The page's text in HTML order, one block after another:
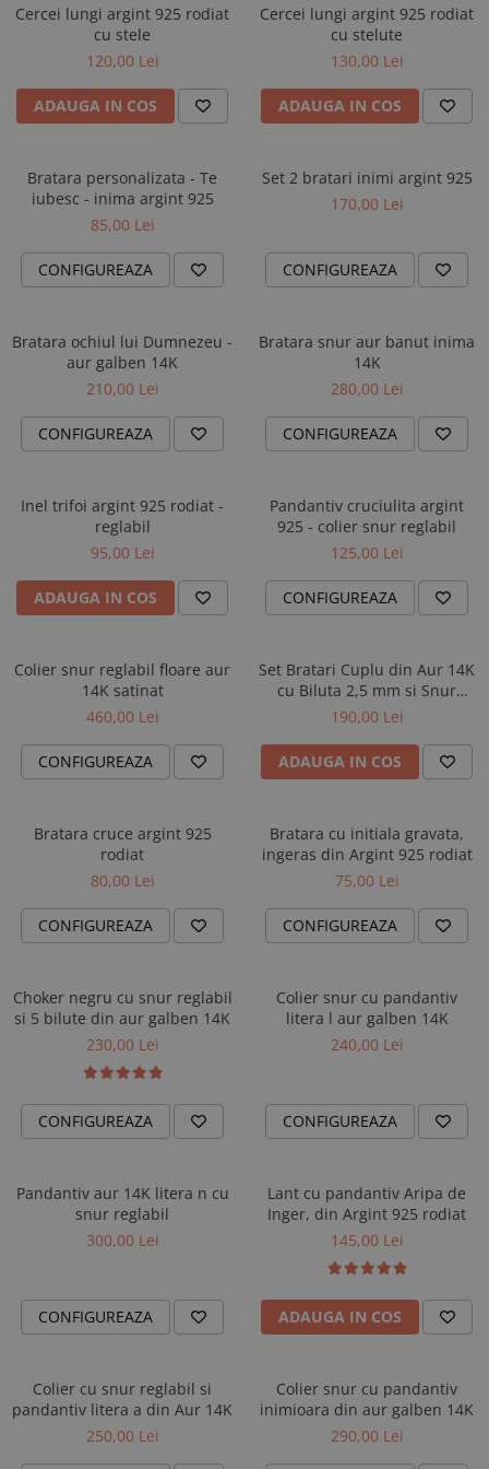
Cercei lungi argint 925 rodiat
cu stele
120,00 Lei
ADAUGA IN COS
Cercei lungi argint 925 rodiat
cu stelute
130,00 Lei
ADAUGA IN COS
Bratara personalizata - Te
iubesc - inima argint 925
85,00 Lei
CONFIGUREAZA
Set 2 bratari inimi argint 925
170,00 Lei
CONFIGUREAZA
Bratara ochiul lui Dumnezeu -
aur galben 14K
210,00 Lei
CONFIGUREAZA
Bratara snur aur banut inima
14K
280,00 Lei
CONFIGUREAZA
Inel trifoi argint 925 rodiat -
reglabil
95,00 Lei
ADAUGA IN COS
Pandantiv cruciulita argint
925 - colier snur reglabil
125,00 Lei
CONFIGUREAZA
Colier snur reglabil floare aur
14K satinat
460,00 Lei
CONFIGUREAZA
Set Bratari Cuplu din Aur 14K
cu Biluta 2,5 mm si Snur
Reglabil
190,00 Lei
ADAUGA IN COS
Bratara cruce argint 925
rodiat
80,00 Lei
CONFIGUREAZA
Bratara cu initiala gravata,
ingeras din Argint 925 rodiat
75,00 Lei
CONFIGUREAZA
Choker negru cu snur reglabil
si 5 bilute din aur galben 14K
230,00 Lei
CONFIGUREAZA
Colier snur cu pandantiv
litera l aur galben 14K
240,00 Lei
CONFIGUREAZA
Pandantiv aur 14K litera n cu
snur reglabil
300,00 Lei
CONFIGUREAZA
Lant cu pandantiv Aripa de
Inger, din Argint 925 rodiat
145,00 Lei
ADAUGA IN COS
Colier cu snur reglabil si
pandantiv litera a din Aur 14K
250,00 Lei
Colier snur cu pandantiv
inimioara din aur galben 14K
290,00 Lei